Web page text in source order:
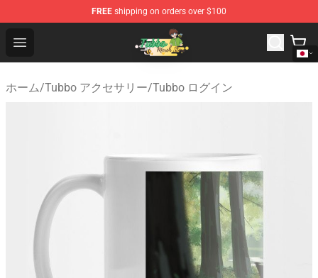
FREE shipping on orders over $100
Open menu
Tubbo Store - Official Tubbo Merchandise Shop
ホーム/Tubbo アクセサリー/Tubbo ログイン